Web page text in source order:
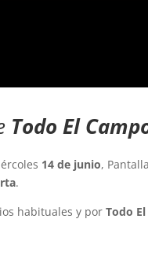
Todo El
14 de junio,
.
habituales y porTodo